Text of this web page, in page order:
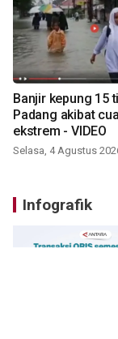
Banjir kepung 15
Padang akibat
ekstrem - VIDEO
Selasa, 4 Agustus
Infografik